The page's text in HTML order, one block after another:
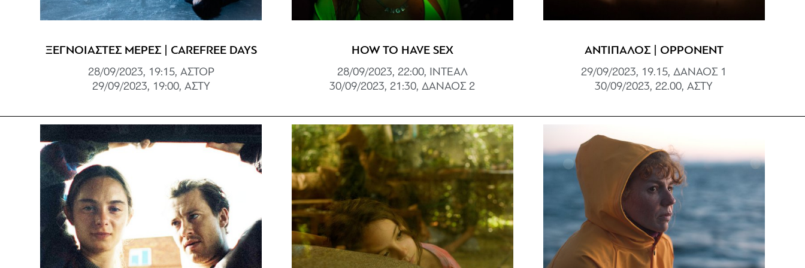
ΞΕΓΝΟΙΑΣΤΕΣ ΜΕΡΕΣ | CAREFREE DAYS
28/09/2023, 19:15, ΑΣΤΟΡ
29/09/2023, 19:00, ΑΣΤΥ
HOW TO HAVE SEX
28/09/2023, 22:00, ΙΝΤΕΑΛ
30/09/2023, 21:30, ΔΑΝΑΟΣ 2
ΑΝΤΙΠΑΛΟΣ | OPPONENT
29/09/2023, 19.15, ΔΑΝΑΟΣ 1
30/09/2023, 22.00, ΑΣΤΥ